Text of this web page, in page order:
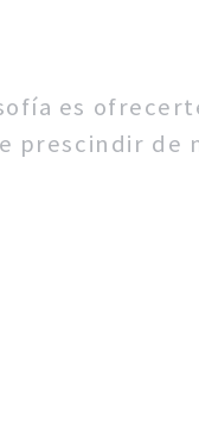
es
prescindir de